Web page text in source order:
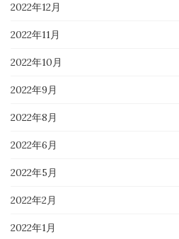
2022年12月
2022年11月
2022年10月
2022年9月
2022年8月
2022年6月
2022年5月
2022年2月
2022年1月